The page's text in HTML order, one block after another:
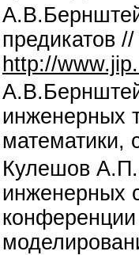
предикатов
http://
инженерных
математики,
Кулешов
инженерных